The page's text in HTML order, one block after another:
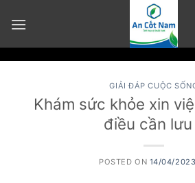
GIẢI ĐÁP CUỘC
Khám sức khỏe xin
điều cần
POSTED ON 14/04/2023